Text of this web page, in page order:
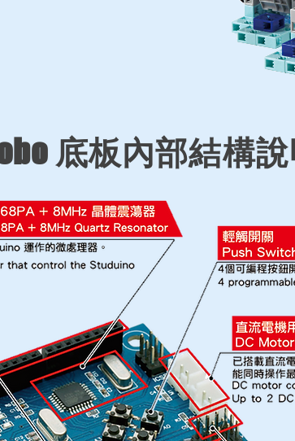
底板內部結構